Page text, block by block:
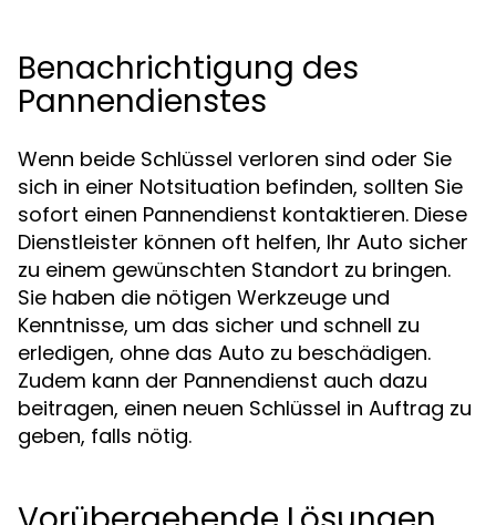
Benachrichtigung des
Pannendienstes
Wenn beide Schlüssel verloren sind oder Sie
sich in einer Notsituation befinden, sollten Sie
sofort einen Pannendienst kontaktieren. Diese
Dienstleister können oft helfen, Ihr Auto sicher
zu einem gewünschten Standort zu bringen.
Sie haben die nötigen Werkzeuge und
Kenntnisse, um das sicher und schnell zu
erledigen, ohne das Auto zu beschädigen.
Zudem kann der Pannendienst auch dazu
beitragen, einen neuen Schlüssel in Auftrag zu
geben, falls nötig.